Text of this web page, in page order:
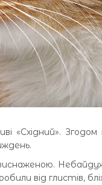
«Східний».
від глистів,